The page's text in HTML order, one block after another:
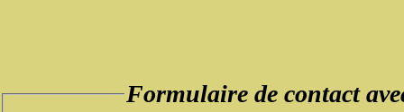
Formulaire de contact